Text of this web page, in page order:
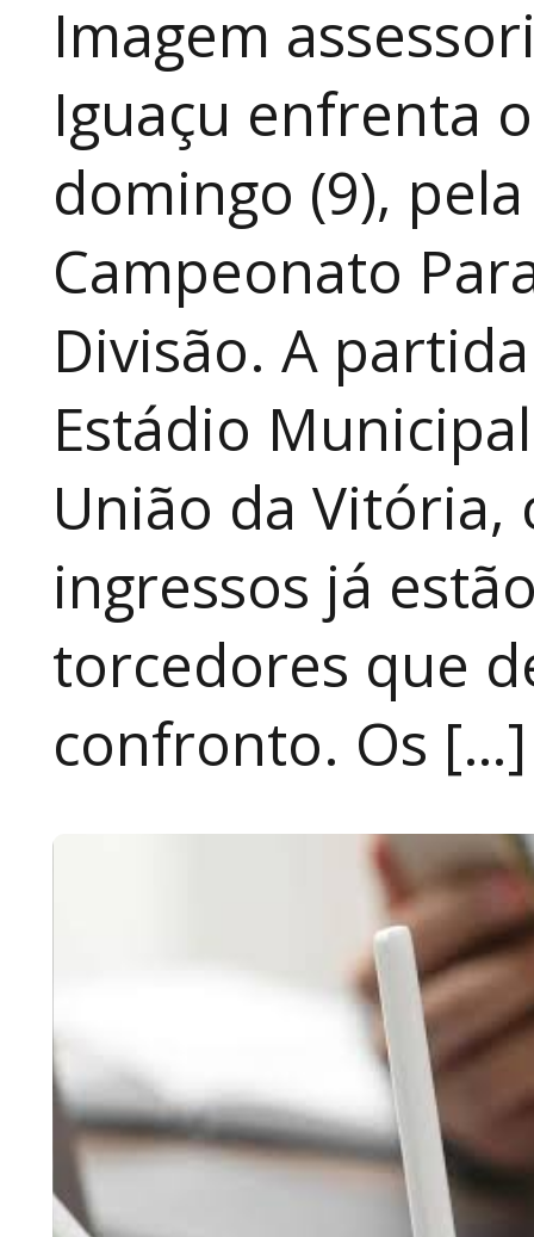
Imagem
Iguaçu enfrenta
domingo (9),
Campeonato
Divisão. A
Estádio
União da Vitória,
ingressos já
torcedores que
confronto. Os […]